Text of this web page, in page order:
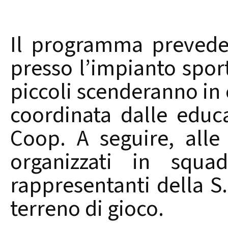
Il programma
presso l’impianto
piccoli scenderanno
coordinata dalle
Coop. A seguire,
organizzati in
rappresentanti della
terreno di gioco.